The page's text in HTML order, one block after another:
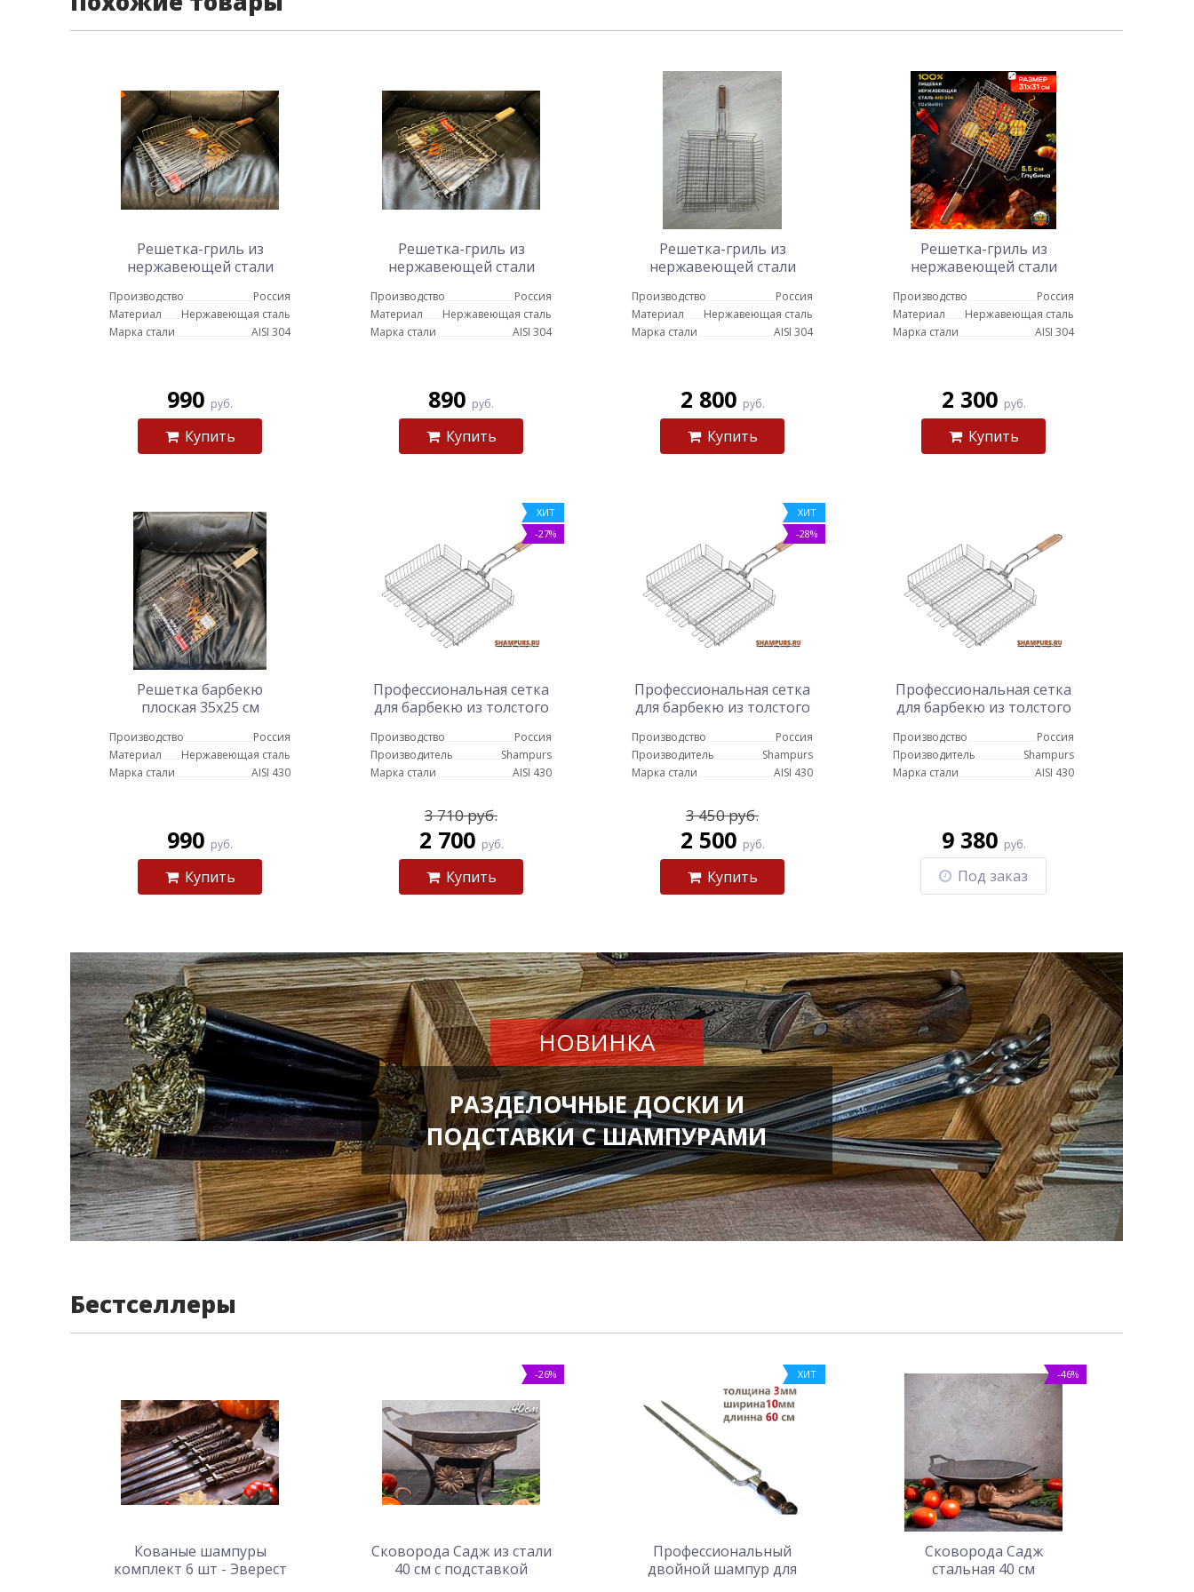
Решетка-гриль из
нержавеющей стали
Производство
Россия
Материал
Нержавеющая сталь
Марка стали
AISI 304
990 руб.
Купить
Решетка-гриль из
нержавеющей стали
Производство
Россия
Материал
Нержавеющая сталь
Марка стали
AISI 304
890 руб.
Купить
Решетка-гриль из
нержавеющей стали
Производство
Россия
Материал
Нержавеющая сталь
Марка стали
AISI 304
2 800 руб.
Купить
Решетка-гриль из
нержавеющей стали
Производство
Россия
Материал
Нержавеющая сталь
Марка стали
AISI 304
2 300 руб.
Купить
Решетка барбекю
плоская 35х25 см
Производство
Россия
Материал
Нержавеющая сталь
Марка стали
AISI 430
990 руб.
Купить
ХИТ
-27%
Профессиональная сетка
для барбекю из толстого
см на 35 см
Производство
Россия
Производитель
Shampurs
Марка стали
AISI 430
3 710 руб.
2 700 руб.
Купить
ХИТ
-28%
Профессиональная сетка
для барбекю из толстого
см на 32 см
Производство
Россия
Производитель
Shampurs
Марка стали
AISI 430
3 450 руб.
2 500 руб.
Купить
Профессиональная сетка
для барбекю из толстого
см на 60 см
Производство
Россия
Производитель
Shampurs
Марка стали
AISI 430
9 380 руб.
Под заказ
НОВИНКА
РАЗДЕЛОЧНЫЕ ДОСКИ И
ПОДСТАВКИ С ШАМПУРАМИ
Бестселлеры
Кованые шампуры
комплект 6 шт - Эверест
-26%
Сковорода Садж из стали
40 см с подставкой
ХИТ
Профессиональный
двойной шампур для
-46%
Сковорода Садж
стальная 40 см